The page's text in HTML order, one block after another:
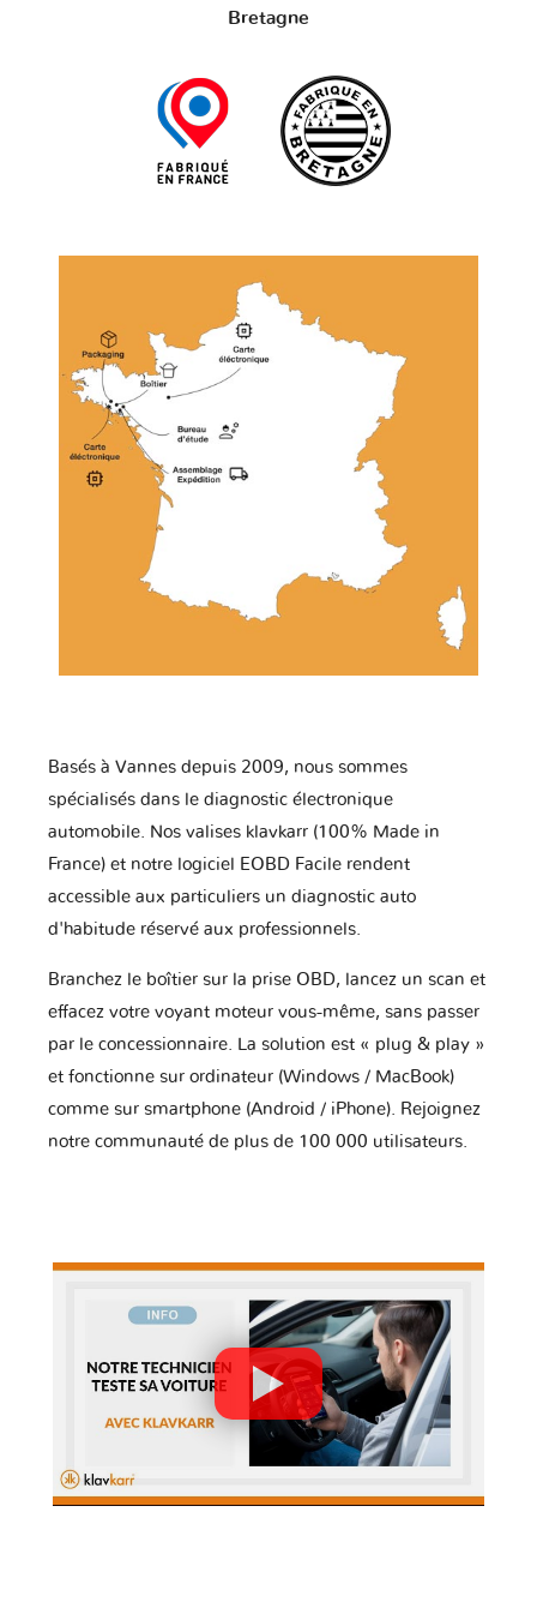
Bretagne
Basés à Vannes depuis 2009, nous sommes
spécialisés dans le diagnostic électronique
automobile. Nos valises klavkarr (100% Made in
France) et notre logiciel EOBD Facile rendent
accessible aux particuliers un diagnostic auto
d'habitude réservé aux professionnels.
Branchez le boîtier sur la prise OBD, lancez un scan et
effacez votre voyant moteur vous-même, sans passer
par le concessionnaire. La solution est « plug & play »
et fonctionne sur ordinateur (Windows / MacBook)
comme sur smartphone (Android / iPhone). Rejoignez
notre communauté de plus de 100 000 utilisateurs.